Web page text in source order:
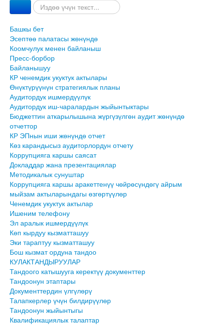
Башкы бет
Эсептөө палатасы жөнүндө
Коомчулук менен байланыш
Пресс-борбор
Байланышуу
КР ченемдик укуктук актылары
Өнүктүрүүнүн стратегиялык планы
Аудитордук ишмердүүлүк
Аудитордук иш-чаралардын жыйынтыктары
Бюджеттин аткарылышына жүргүзүлгөн аудит жөнүндө
отчеттор
КР ЭПнын иши жөнүндө отчет
Көз карандысыз аудиторлордун отчету
Коррупцияга каршы саясат
Докладдар жана презентациялар
Методикалык сунуштар
Коррупцияга каршы аракеттенүү чөйрөсүндөгү айрым
мыйзам актыларындагы өзгөртүүлөр
Ченемдик укуктук актылар
Ишеним телефону
Эл аралык ишмердүүлүк
Көп кырдуу кызматташуу
Эки тараптуу кызматташуу
Бош кызмат ордуна тандоо
КУЛАКТАНДЫРУУЛАР
Тандоого катышууга керектүү документтер
Тандоонун этаптары
Документтердин үлгүлөрү
Талапкерлер үчүн билдирүүлөр
Тандоонун жыйынтыгы
Квалификациялык талаптар